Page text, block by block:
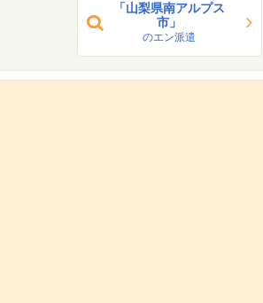
「山梨県南アルプス
市」
のエン派遣